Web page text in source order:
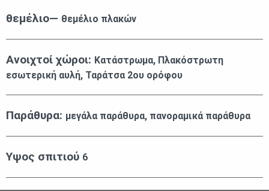
θεμέλιο— θεμέλιο πλακών
Ανοιχτοί χώροι: Κατάστρωμα, Πλακόστρωτη
εσωτερική αυλή, Ταράτσα 2ου ορόφου
Παράθυρα: μεγάλα παράθυρα, πανοραμικά παράθυρα
Υψος σπιτιού 6